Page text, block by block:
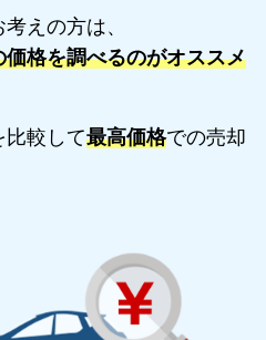
えの方は、
格を調べるのがオススメ
較して最高価格での売却